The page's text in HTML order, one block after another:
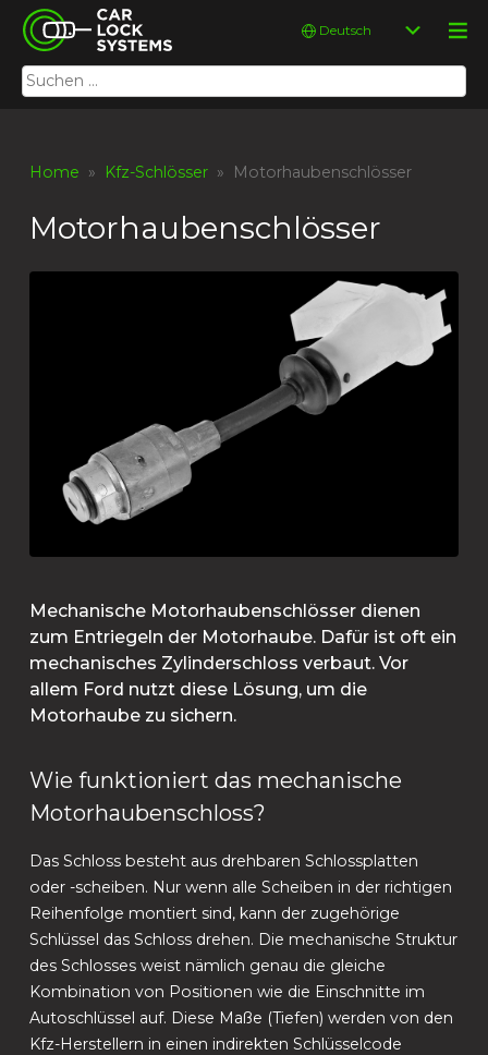
Skip
content
Car Lock Systems
Car Lock Systems
Suchen
nach:
Sprache
Home » Kfz-Schlösser » Motorhaubenschlösser
Motorhaubenschlösser
Mechanische Motorhaubenschlösser dienen
zum Entriegeln der Motorhaube. Dafür ist oft ein
mechanisches Zylinderschloss verbaut. Vor
allem Ford nutzt diese Lösung, um die
Motorhaube zu sichern.
Wie funktioniert das mechanische
Motorhaubenschloss?
Das Schloss besteht aus drehbaren Schlossplatten
oder -scheiben. Nur wenn alle Scheiben in der richtigen
Reihenfolge montiert sind, kann der zugehörige
Schlüssel das Schloss drehen. Die mechanische Struktur
des Schlosses weist nämlich genau die gleiche
Kombination von Positionen wie die Einschnitte im
Autoschlüssel auf. Diese Maße (Tiefen) werden von den
Kfz-Herstellern in einen indirekten Schlüsselcode